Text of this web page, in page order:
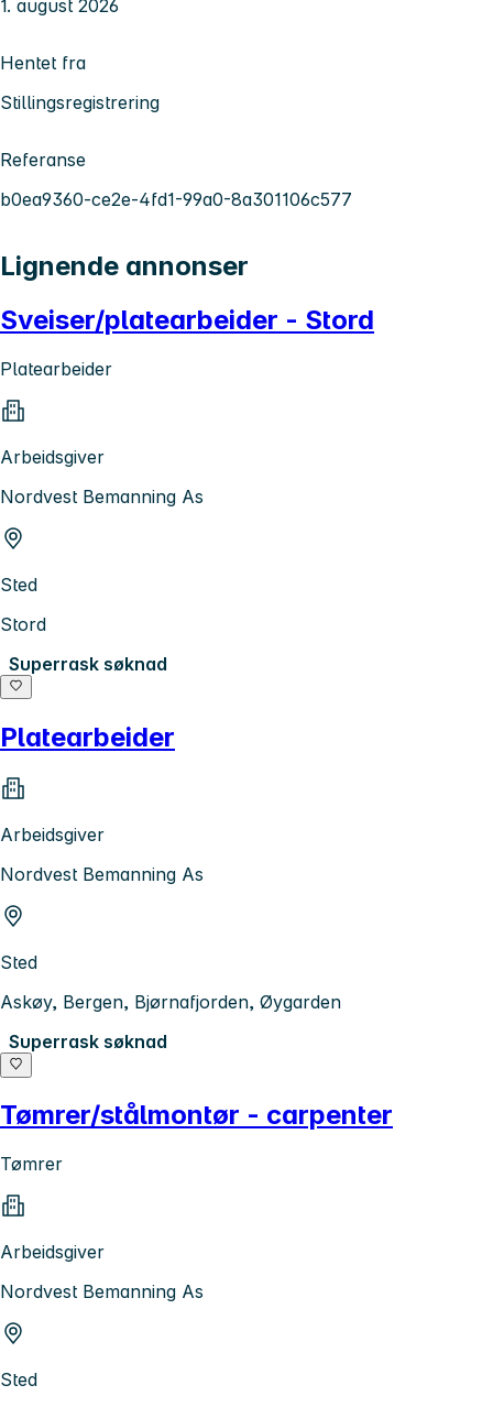
1. august 2026
Hentet fra
Stillingsregistrering
Referanse
b0ea9360-ce2e-4fd1-99a0-8a301106c577
Lignende annonser
Sveiser/platearbeider - Stord
Platearbeider
Arbeidsgiver
Nordvest Bemanning As
Sted
Stord
Superrask søknad
Platearbeider
Arbeidsgiver
Nordvest Bemanning As
Sted
Askøy, Bergen, Bjørnafjorden, Øygarden
Superrask søknad
Tømrer/stålmontør - carpenter
Tømrer
Arbeidsgiver
Nordvest Bemanning As
Sted